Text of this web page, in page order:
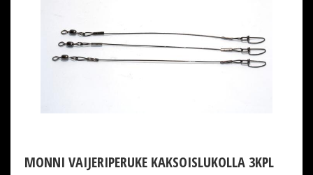
MONNI VAIJERIPERUKE KAKSOISLUKOLLA 3KPL